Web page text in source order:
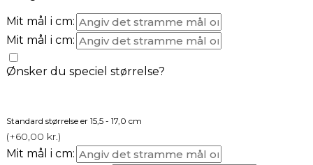
Mit mål i cm:
Mit mål i cm:
Ønsker du speciel størrelse?
Standard størrelse er 15,5 - 17,0 cm
(+60,00 kr.)
Mit mål i cm: